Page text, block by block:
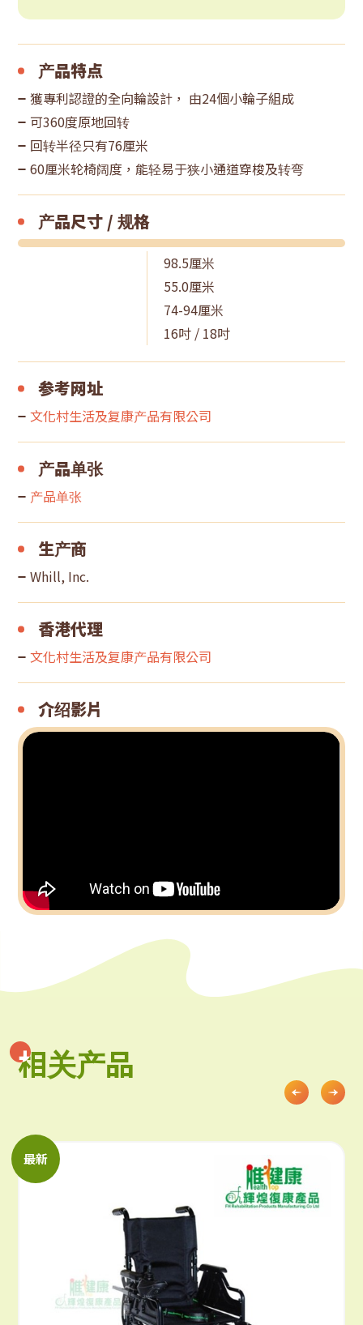
产品特点
獲專利認證的全向輪設計， 由24個小輪子組成
可360度原地回转
回转半径只有76厘米
60厘米轮椅阔度，能轻易于狭小通道穿梭及转弯
产品尺寸 / 规格
98.5厘米
55.0厘米
74-94厘米
16吋 / 18吋
参考网址
文化村生活及复康产品有限公司
产品单张
产品单张
生产商
Whill, Inc.
香港代理
文化村生活及复康产品有限公司
介绍影片
相关产品
相关产品
最新